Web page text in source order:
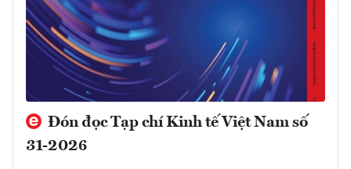
Đón đọc Tạp chí Kinh tế Việt Nam số
31-2026